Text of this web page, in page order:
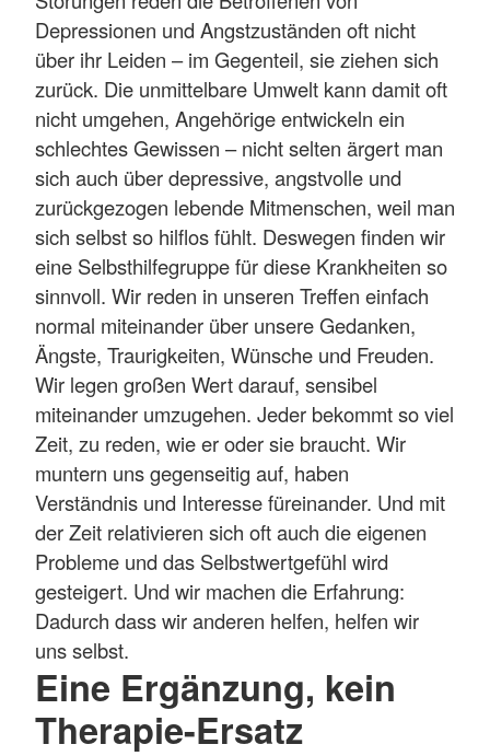
Depressionen und Angstzuständen oft nicht
über ihr Leiden – im Gegenteil, sie ziehen sich
zurück. Die unmittelbare Umwelt kann damit oft
nicht umgehen, Angehörige entwickeln ein
schlechtes Gewissen – nicht selten ärgert man
sich auch über depressive, angstvolle und
zurückgezogen lebende Mitmenschen, weil man
sich selbst so hilflos fühlt. Deswegen finden wir
eine Selbsthilfegruppe für diese Krankheiten so
sinnvoll. Wir reden in unseren Treffen einfach
normal miteinander über unsere Gedanken,
Ängste, Traurigkeiten, Wünsche und Freuden.
Wir legen großen Wert darauf, sensibel
miteinander umzugehen. Jeder bekommt so viel
Zeit, zu reden, wie er oder sie braucht. Wir
muntern uns gegenseitig auf, haben
Verständnis und Interesse füreinander. Und mit
der Zeit relativieren sich oft auch die eigenen
Probleme und das Selbstwertgefühl wird
gesteigert. Und wir machen die Erfahrung:
Dadurch dass wir anderen helfen, helfen wir
uns selbst.
Eine Ergänzung, kein
Therapie-Ersatz